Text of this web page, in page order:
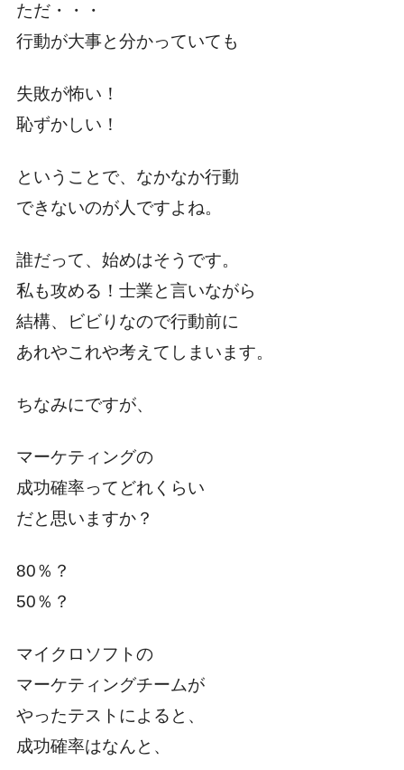
ただ・・・
行動が大事と分かっていても
失敗が怖い！
恥ずかしい！
ということで、なかなか行動
できないのが人ですよね。
誰だって、始めはそうです。
私も攻める！士業と言いながら
結構、ビビりなので行動前に
あれやこれや考えてしまいます。
ちなみにですが、
マーケティングの
成功確率ってどれくらい
だと思いますか？
80％？
50％？
マイクロソフトの
マーケティングチームが
やったテストによると、
成功確率はなんと、